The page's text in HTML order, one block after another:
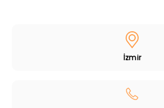
İzmir